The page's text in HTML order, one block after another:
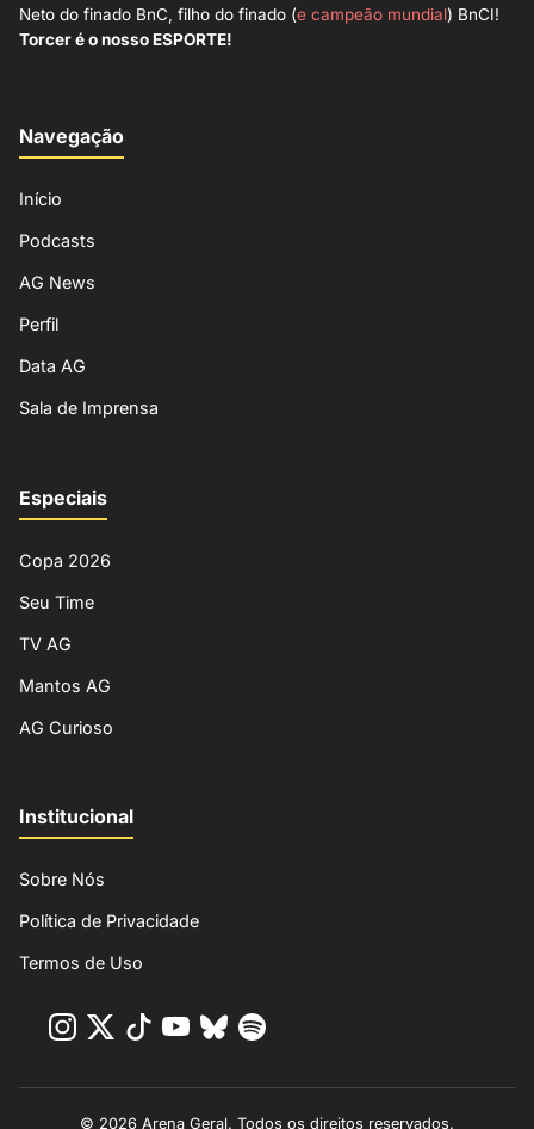
Neto do finado BnC, filho do finado (e campeão mundial) BnCI!
Torcer é o nosso ESPORTE!
Navegação
Início
Podcasts
AG News
Perfil
Data AG
Sala de Imprensa
Especiais
Copa 2026
Seu Time
TV AG
Mantos AG
AG Curioso
Institucional
Sobre Nós
Política de Privacidade
Termos de Uso
© 2026 Arena Geral. Todos os direitos reservados.